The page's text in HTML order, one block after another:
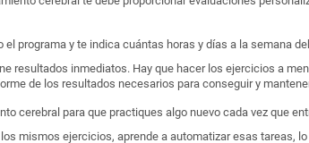
programa y te indica cuántas horas y días a la semana
resultados inmediatos. Hay que hacer los ejercicios a
de los resultados necesarios para conseguir y
cerebral para que practiques algo nuevo cada vez que
mismos ejercicios, aprende a automatizar esas tareas,